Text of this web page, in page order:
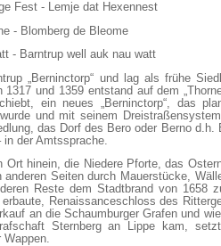
Fest - Lemje dat Hexennest
- Blomberg de Bleome
- Barntrup well auk nau watt
„Berninctorp“ und lag als frühe
1317 und 1359 entstand auf dem
ein neues „Berninctorp“, das
und mit seinem
das Dorf des Bero oder Berno
der Amtssprache.
Ort hinein, die Niedere Pforte, das
anderen Seiten durch Mauerstücke,
Reste dem Stadtbrand von
Renaissanceschloss des
an die Schaumburger Grafen und
Sternberg an Lippe kam,
Wappen.